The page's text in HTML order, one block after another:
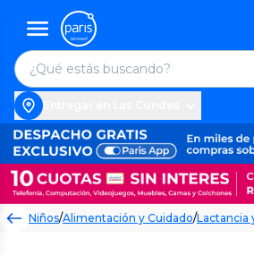
Niños/Alimentación y Cuidado/Lactancia